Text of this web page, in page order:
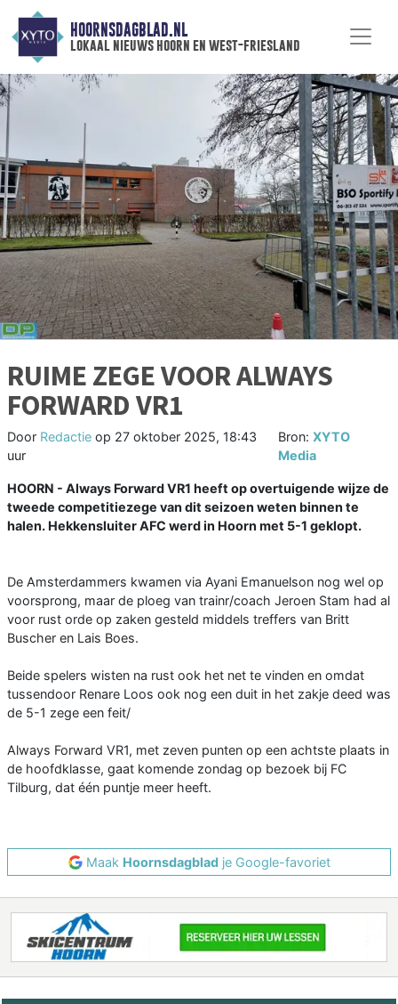
HOORNSDAGBLAD.NL
lokaal nieuws hoorn en west-friesland
RUIME ZEGE VOOR ALWAYS
FORWARD VR1
Door Redactie op 27 oktober 2025, 18:43
uur
Bron:XYTO
Media
HOORN - Always Forward VR1 heeft op overtuigende wijze de
tweede competitiezege van dit seizoen weten binnen te
halen. Hekkensluiter AFC werd in Hoorn met 5-1 geklopt.
De Amsterdammers kwamen via Ayani Emanuelson nog wel op
voorsprong, maar de ploeg van trainr/coach Jeroen Stam had al
voor rust orde op zaken gesteld middels treffers van Britt
Buscher en Lais Boes.
Beide spelers wisten na rust ook het net te vinden en omdat
tussendoor Renare Loos ook nog een duit in het zakje deed was
de 5-1 zege een feit/
Always Forward VR1, met zeven punten op een achtste plaats in
de hoofdklasse, gaat komende zondag op bezoek bij FC
Tilburg, dat één puntje meer heeft.
Maak Hoornsdagbladje Google-favoriet